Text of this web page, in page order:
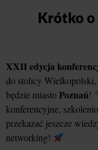
Krótko o
XXII edycja
do stolicy
będzie miasto Poznań!
konferencyjne,
przekazać jeszcze
networking!